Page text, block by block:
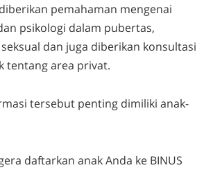
pemahaman mengenai
psikologi dalam pubertas,
dan juga diberikan konsultasi
tentang area privat.
tersebut penting dimiliki anak-
daftarkan anak Anda ke BINUS